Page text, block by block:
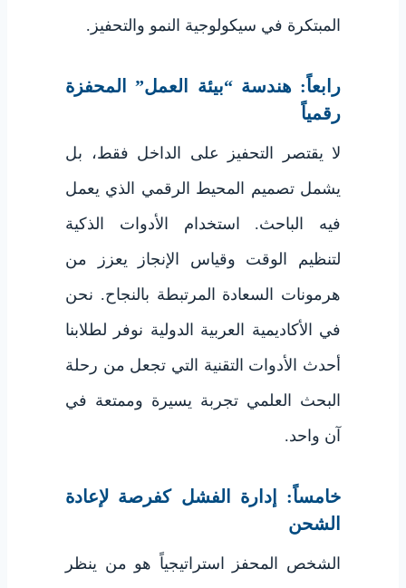
المبتكرة في سيكولوجية النمو والتحفيز.
رابعاً: هندسة “بيئة العمل” المحفزة
رقمياً
لا يقتصر التحفيز على الداخل فقط، بل
يشمل تصميم المحيط الرقمي الذي يعمل
فيه الباحث. استخدام الأدوات الذكية
لتنظيم الوقت وقياس الإنجاز يعزز من
هرمونات السعادة المرتبطة بالنجاح. نحن
في الأكاديمية العربية الدولية نوفر لطلابنا
أحدث الأدوات التقنية التي تجعل من رحلة
البحث العلمي تجربة يسيرة وممتعة في
آن واحد.
خامساً: إدارة الفشل كفرصة لإعادة
الشحن
الشخص المحفز استراتيجياً هو من ينظر